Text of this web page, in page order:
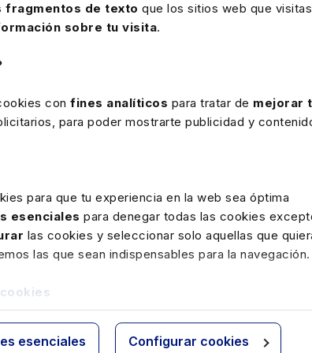
fragmentos de texto que los sitios web que
sobre tu visita.
con fines analíticos para tratar de mejorar
para poder mostrarte publicidad y
para que tu experiencia en la web sea óptima
esenciales para denegar todas las cookies
las cookies y seleccionar solo aquellas que
las que sean indispensables para la navegación.
esenciales Configurar cookies
Romero,responsable de desarrollo de negocio de
de Producto de Despachos en Sage, y
moderada por Ignasi Vidal.
la aplicación de la IA tendrá un doble
por otro, “ayudando a los profesionales a ser más
de Lefebvre, “es necesario tener cuidado
entre la correlación de datos y, por tanto,
a la hora de trazar un marco de trabajo a la IA
el contrario, consiga ser “fiable y estar siempre
en el que quede implantada”.
despacho pueda trabajar aplicando esta
dar valor a los clientes”. En su explicación
de los despachos, en concreto, eltamaño, la